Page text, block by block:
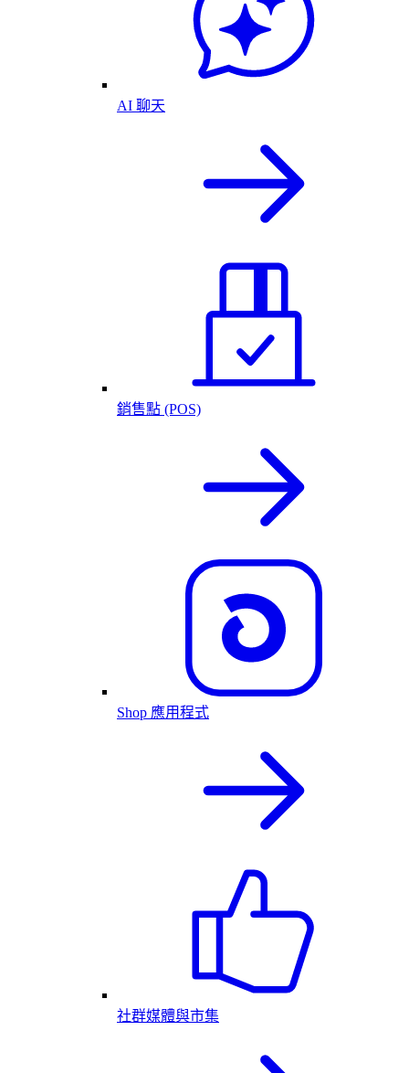
AI 聊天
銷售點 (POS)
Shop 應用程式
社群媒體與市集